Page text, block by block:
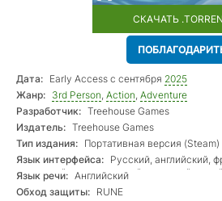
СКАЧАТЬ
Дата: Early Access с сентября 2025
Жанр: 3rd Person, Action, Adventure
Разработчик: Treehouse Games
Издатель: Treehouse Games
Тип издания: Портативная версия
Язык интерфейса: Русский, английский,
испанский, португальский, японский,
Язык речи: Английский
Обход защиты: RUNE